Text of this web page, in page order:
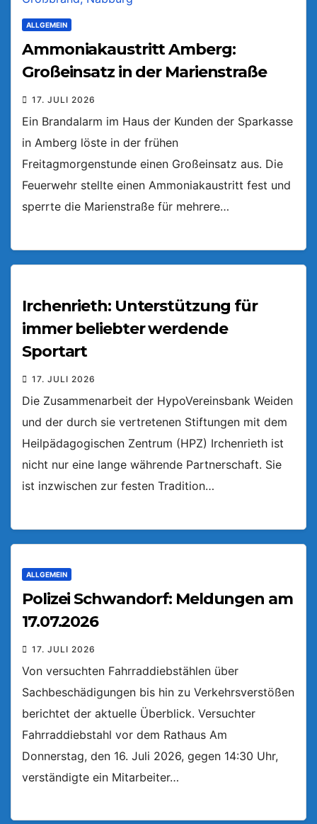
ALLGEMEIN
Ammoniakaustritt Amberg:
Großeinsatz in der Marienstraße
17. JULI 2026
Ein Brandalarm im Haus der Kunden der Sparkasse
in Amberg löste in der frühen
Freitagmorgenstunde einen Großeinsatz aus. Die
Feuerwehr stellte einen Ammoniakaustritt fest und
sperrte die Marienstraße für mehrere…
Irchenrieth: Unterstützung für
immer beliebter werdende
Sportart
17. JULI 2026
Die Zusammenarbeit der HypoVereinsbank Weiden
und der durch sie vertretenen Stiftungen mit dem
Heilpädagogischen Zentrum (HPZ) Irchenrieth ist
nicht nur eine lange währende Partnerschaft. Sie
ist inzwischen zur festen Tradition…
ALLGEMEIN
Polizei Schwandorf: Meldungen am
17.07.2026
17. JULI 2026
Von versuchten Fahrraddiebstählen über
Sachbeschädigungen bis hin zu Verkehrsverstößen
berichtet der aktuelle Überblick. Versuchter
Fahrraddiebstahl vor dem Rathaus Am
Donnerstag, den 16. Juli 2026, gegen 14:30 Uhr,
verständigte ein Mitarbeiter…